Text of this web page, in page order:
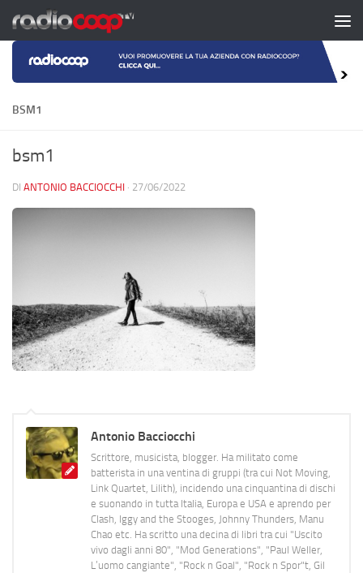
Salta al contenuto
BSM1
bsm1
DI ANTONIO BACCIOCCHI · 27/06/2022
Antonio Bacciocchi
Scrittore, musicista, blogger. Ha militato come
batterista in una ventina di gruppi (tra cui Not Moving,
Link Quartet, Lilith), incidendo una cinquantina di dischi
e suonando in tutta Italia, Europa e USA e aprendo per
Clash, Iggy and the Stooges, Johnny Thunders, Manu
Chao etc. Ha scritto una decina di libri tra cui "Uscito
vivo dagli anni 80", "Mod Generations", "Paul Weller,
L’uomo cangiante", "Rock n Goal", "Rock n Spor"t, Gil